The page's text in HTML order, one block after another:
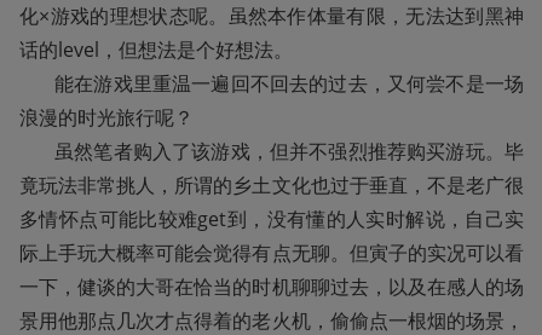
化×游戏的理想状态呢。虽然本作体量有限，无法达到黑神
话的level，但想法是个好想法。
       能在游戏里重温一遍回不回去的过去，又何尝不是一场
浪漫的时光旅行呢？
竟玩法非常挑人，所谓的乡土文化也过于垂直，不是老广很
多情怀点可能比较难get到，没有懂的人实时解说，自己实
际上手玩大概率可能会觉得有点无聊。但寅子的实况可以看
一下，健谈的大哥在恰当的时机聊聊过去，以及在感人的场
景用他那点几次才点得着的老火机，偷偷点一根烟的场景，